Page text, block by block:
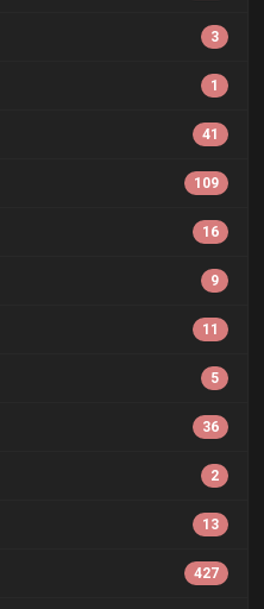
3
1
41
109
16
9
11
5
36
2
13
427